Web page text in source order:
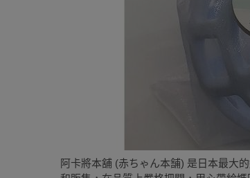
阿卡將本舖 (赤ちゃん本舗) 是日本最大